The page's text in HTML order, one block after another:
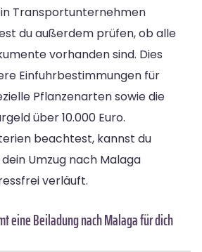
Transportunternehmen
du außerdem prüfen, ob alle
vorhanden sind. Dies
Einfuhrbestimmungen für
Pflanzenarten sowie die
über 10.000 Euro.
beachtest, kannst du
Umzug nach Malaga
verläuft.
eine Beiladung nach Malaga für dich